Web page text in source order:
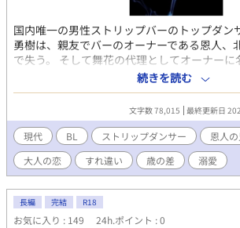
国内唯一の男性ストリップバーのトップダン
勇樹は、親友でバーのオーナーである恩人、
で失う。 そして舞花の代理としてオーナーに
は、舞花の兄である、別企業のCEOを務める
舞花の恋人だったと思い込んでいる様子の亮
けでその関係に亀裂が入り…… 高城勇樹(32)
リップダンサー ちょっとミステリアスな爽
(40) 会社CEO 兼 ストリップバーオーナー 正
◆Rシーンは※、攻め視点は⭐︎をつけておきま
続きを読む
文字数 78,015 最終更新日
現代 BL ストリップダンサー 恩人
大人の恋
すれ違い 歳の差 溺愛
長編 完結 R18
お気に入り : 149 24h.ポイント : 0